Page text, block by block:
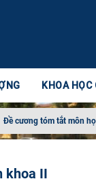
KHOA HỌC
Đề cương tóm tắt môn
khoa II